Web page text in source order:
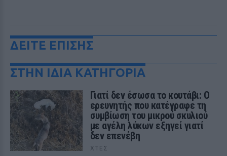
ΔΕΙΤΕ ΕΠΙΣΗΣ
ΣΤΗΝ ΙΔΙΑ ΚΑΤΗΓΟΡΙΑ
Γιατί δεν έσωσα το κουτάβι: Ο
ερευνητής που κατέγραφε τη
συμβίωση του μικρού σκυλιού
με αγέλη λύκων εξηγεί γιατί
δεν επενέβη
ΧΤΕΣ